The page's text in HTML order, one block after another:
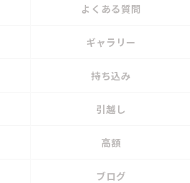
よくある質問
ギャラリー
持ち込み
引越し
高額
ブログ